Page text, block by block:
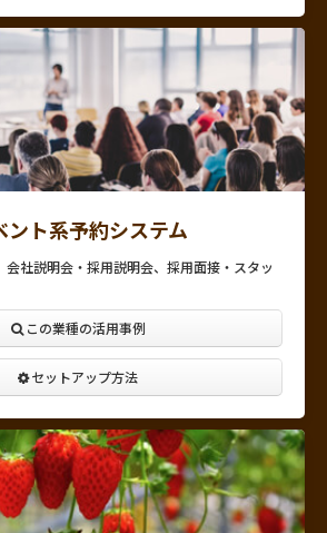
ント系予約システム
会社説明会・採用説明会、採用面接・スタッ
この業種の活用事例
セットアップ方法